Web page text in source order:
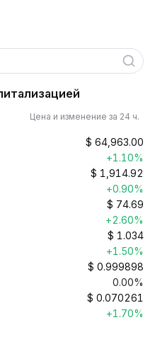
Цена и изменение за 24 ч.
$ 64,963.00
+1.10%
$ 1,914.92
+0.90%
$ 74.69
+2.60%
$ 1.034
+1.50%
$ 0.999898
0.00%
$ 0.070261
+1.70%